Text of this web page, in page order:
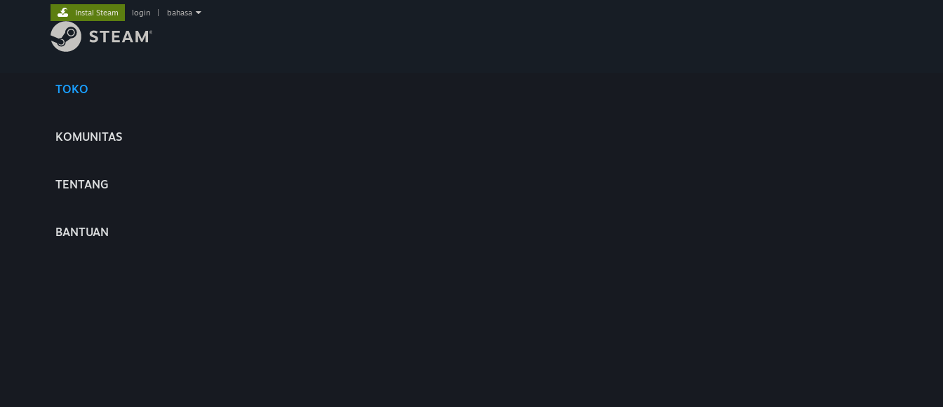
TOKO
KOMUNITAS
TENTANG
BANTUAN
Instal Steam login bahasa